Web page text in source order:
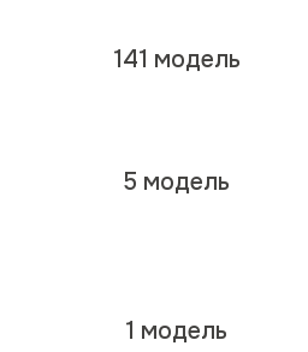
141 модель
5 модель
1 модель